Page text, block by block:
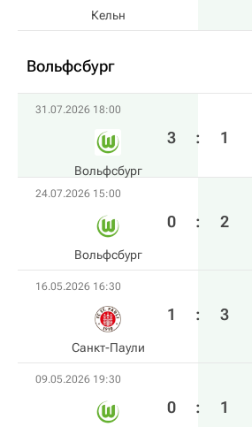
Кельн
Вольфсбург
31.07.2026 18:00
Вольфсбург
3 : 1
24.07.2026 15:00
Вольфсбург
0 : 2
16.05.2026 16:30
Санкт-Паули
1 : 3
09.05.2026 19:30
0 : 1